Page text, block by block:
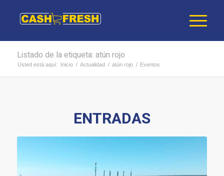
Listado de la etiqueta: atún rojo
Usted está aquí: Inicio / Actualidad / atún rojo / Eventos
ENTRADAS